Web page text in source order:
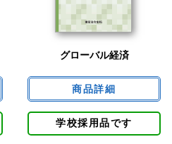
グローバル経済
学校採用品です